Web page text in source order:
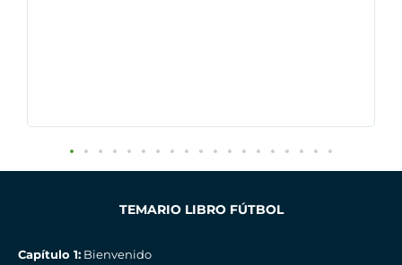
TEMARIO LIBRO FÚTBOL
Capítulo 1: Bienvenido